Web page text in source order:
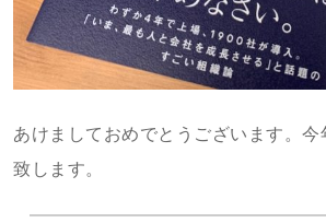
あけましておめでとうございます。今
致します。